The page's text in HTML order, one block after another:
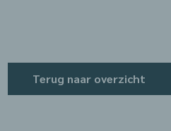
Terug naar overzicht